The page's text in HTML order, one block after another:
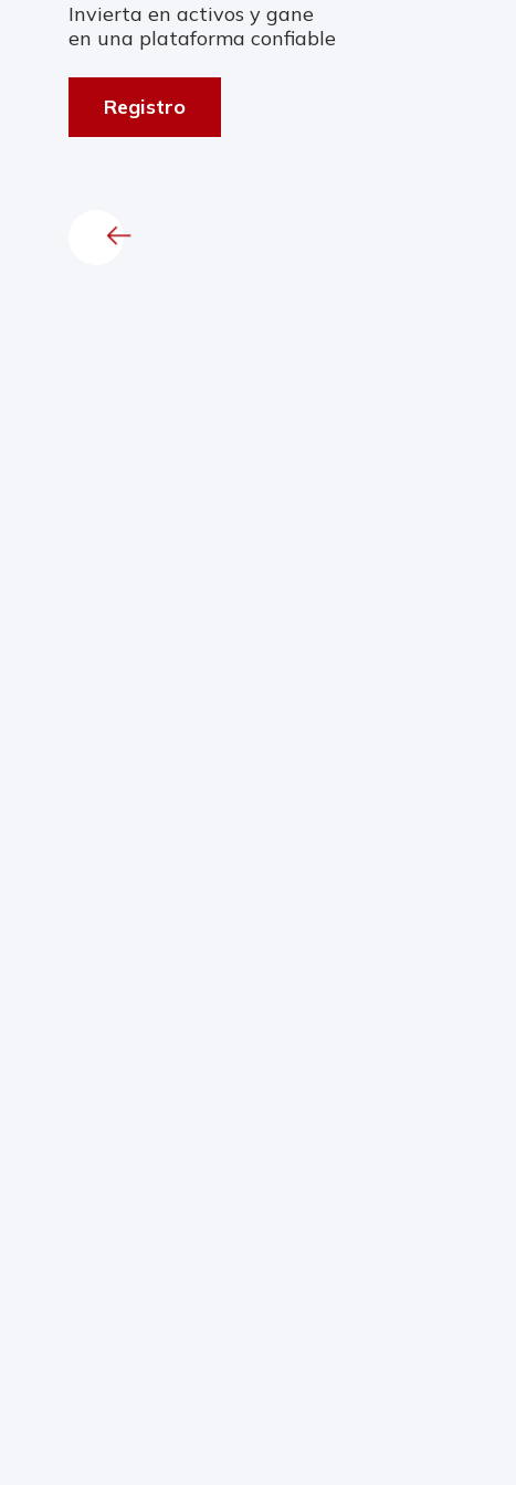
Invierta en activos y gane
en una plataforma confiable
Registro